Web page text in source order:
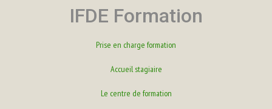
IFDE Formation
Prise en charge formation
Accueil stagiaire
Le centre de formation